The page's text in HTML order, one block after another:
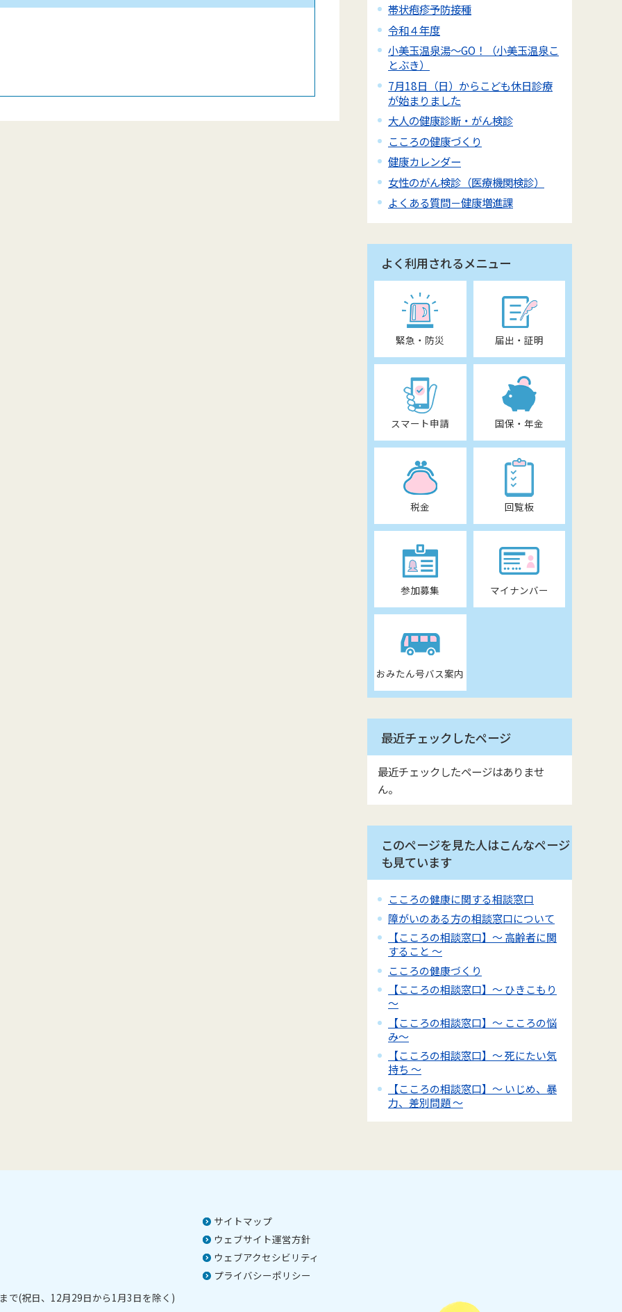
帯状疱疹予防接種
令和４年度
小美玉温泉湯～GO！（小美玉温泉こ
とぶき）
7月18日（日）からこども休日診療
が始まりました
大人の健康診断・がん検診
こころの健康づくり
健康カレンダー
女性のがん検診（医療機関検診）
よくある質問－健康増進課
よく利用されるメニュー
緊急・防災 届出・証明
スマート申請 国保・年金
税金 回覧板
参加募集 マイナンバー
おみたん号バス案内
最近チェックしたページ
最近チェックしたページはありませ
ん。
このページを見た人はこんなページ
も見ています
こころの健康に関する相談窓口
障がいのある方の相談窓口について
【こころの相談窓口】～ 高齢者に関
すること ～
こころの健康づくり
【こころの相談窓口】～ ひきこもり
～
【こころの相談窓口】～ こころの悩
み～
【こころの相談窓口】～ 死にたい気
持ち ～
【こころの相談窓口】～ いじめ、暴
力、差別問題 ～
サイトマップ
ウェブサイト運営方針
ウェブアクセシビリティ
プライバシーポリシー
で(祝日、12月29日から1月3日を除く)